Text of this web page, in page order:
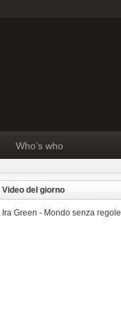
Who’s who
Video del giorno
Ira Green - Mondo senza regole